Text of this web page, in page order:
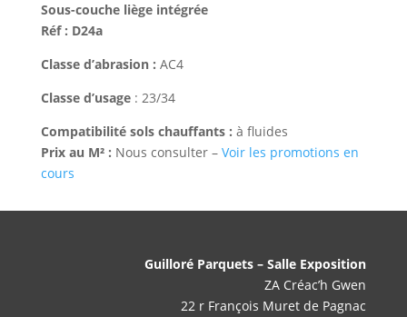
Sous-couche liège intégrée
Réf : D24a
Classe d’abrasion : AC4
Classe d’usage: 23/34
Compatibilité sols chauffants : à fluides
Prix au M² : Nous consulter – Voir les promotions en
cours
Guilloré Parquets – Salle Exposition
ZA Créac’h Gwen
22 r François Muret de Pagnac